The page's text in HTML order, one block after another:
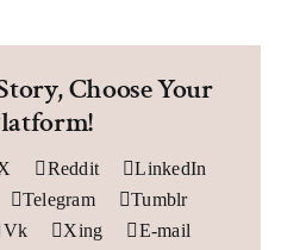
Choose Your
Reddit
LinkedIn
Telegram
Tumblr
Vk Xing E-mail